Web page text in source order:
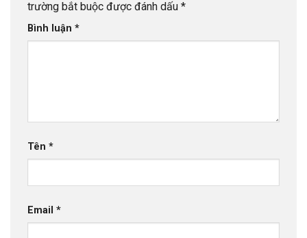
trường bắt buộc được đánh dấu *
Bình luận *
Tên *
Email *